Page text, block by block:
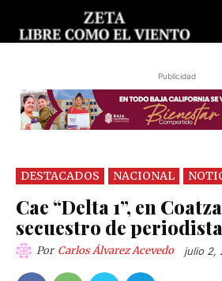
Publicidad
DESTACADOS NACIONAL
Cae “Delta 1”, en
secuestro de
Por Carlos Álvarez Acevedo julio 2,